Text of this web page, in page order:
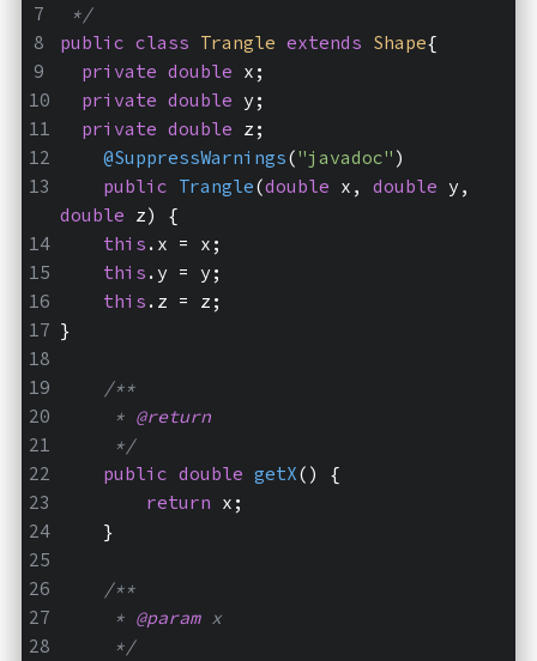
*/
public class Trangle extends Shape{
private double x;
private double y;
private double z;
@SuppressWarnings("javadoc" )
public Trangle(double x, double
double z)
{
this .x = x;
this .y = y;
this .z = z;
}
/**
     *
@return
     */
public double getX()
{
return x;
    }
/**
     *
@param x
     */